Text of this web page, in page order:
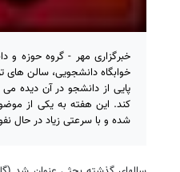
خبرگزاری مهر - گروه حوزه و
خوابگاه دانشجویی، سالن های
پایی از دانشجو در آن دیده
کند. این هفته به یکی از
شده و با سرعتی زیاد در حال